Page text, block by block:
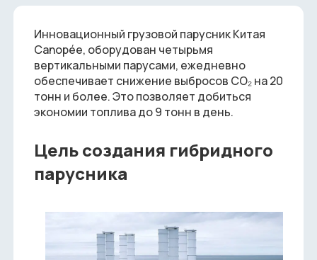
Инновационный грузовой парусник Китая
Canopée, оборудован четырьмя
вертикальными парусами, ежедневно
обеспечивает снижение выбросов CO₂ на 20
тонн и более. Это позволяет добиться
экономии топлива до 9 тонн в день.
Цель создания гибридного
парусника